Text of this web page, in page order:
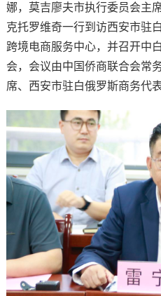
娜，莫吉廖夫市执行委员会主
克托罗维奇一行到访西安市驻
跨境电商服务中心，并召开中
会，会议由中国侨商联合会常
席、西安市驻白俄罗斯商务代